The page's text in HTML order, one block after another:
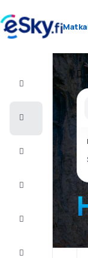
Lento+Hotelli
Lomamatkat
Kaupunkilomat